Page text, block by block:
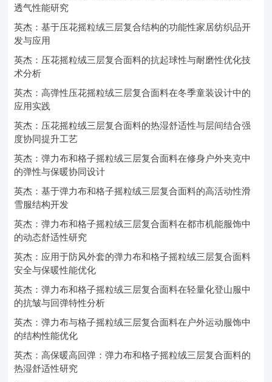
透气性能研究
英杰：基于压花摇粒绒三层复合结构的功能性家居纺织品开
发与应用
英杰：压花摇粒绒三层复合面料的抗起球性与耐磨性优化技
术分析
英杰：高弹性压花摇粒绒三层复合面料在冬季童装设计中的
应用实践
英杰：压花摇粒绒三层复合面料的热湿舒适性与层间结合强
度协同提升工艺
英杰：弹力布和格子摇粒绒三层复合面料在修身户外夹克中
的弹性与保暖协同设计
英杰：基于弹力布和格子摇粒绒三层复合面料的高活动性滑
雪服结构开发
英杰：弹力布和格子摇粒绒三层复合面料在都市机能服饰中
的动态舒适性研究
英杰：应用于防风外套的弹力布和格子摇粒绒三层复合面料
安全与保暖性能优化
英杰：弹力布和格子摇粒绒三层复合面料在轻量化登山服中
的抗皱与回弹特性分析
英杰：弹力布与格子摇粒绒三层复合面料在户外运动服饰中
的结构性能优化
英杰：高保暖高回弹：弹力布和格子摇粒绒三层复合面料的
热湿舒适性研究